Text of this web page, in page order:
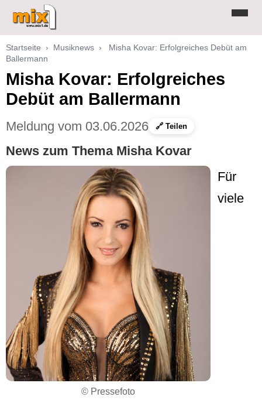
Startseite › Musiknews ›
Misha Kovar: Erfolgreiches Debüt am
Ballermann
Misha Kovar: Erfolgreiches
Debüt am Ballermann
Meldung vom 03.06.2026 🔗 Teilen
News zum Thema Misha Kovar
© Pressefoto
Für
viele